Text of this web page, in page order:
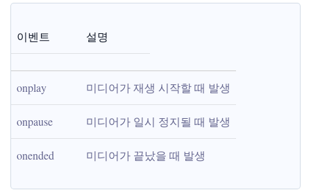
이벤트 설명
onplay 미디어가 재생 시작할 때 발생
onpause 미디어가 일시 정지될 때 발생
onended 미디어가 끝났을 때 발생